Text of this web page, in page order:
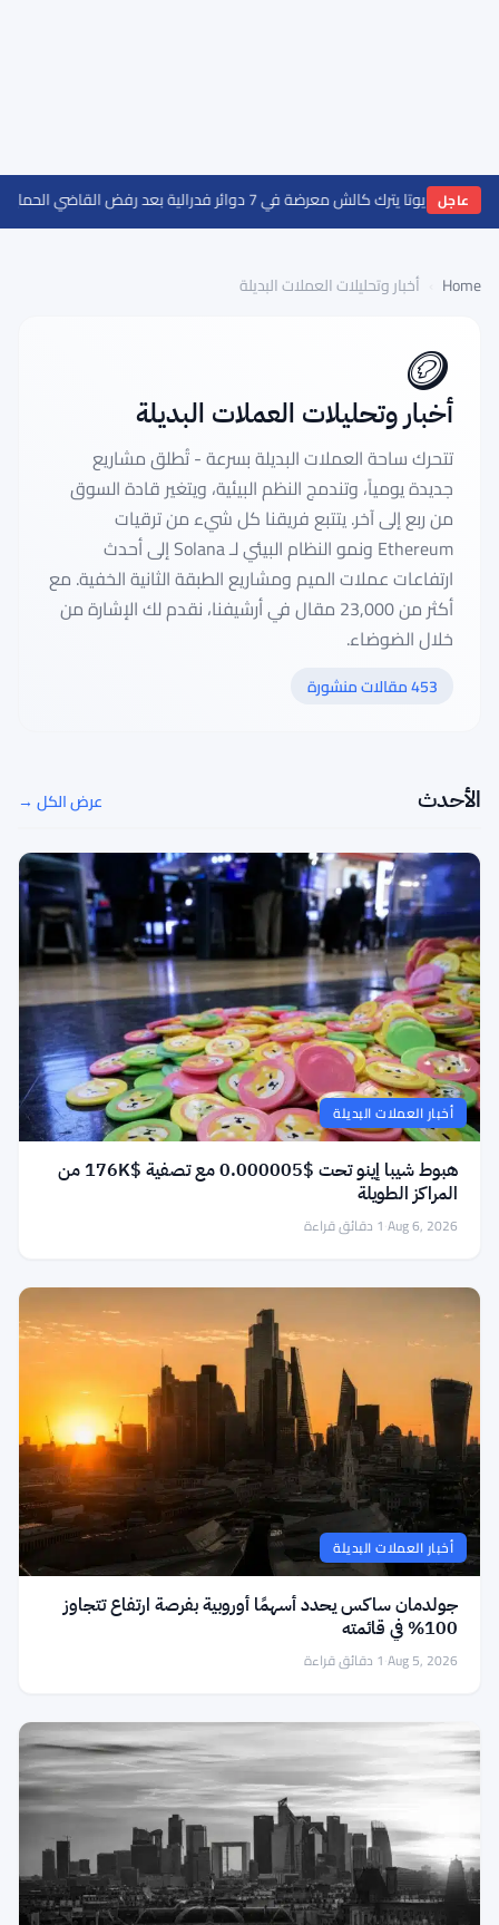
عاجل
يترك كالش معرضة في 7 دوائر فدرالية بعد رفض القاضي الحماية الفدرالية
Home أخبار وتحليلات العملات البديلة
🪙
أخبار وتحليلات العملات البديلة
تتحرك ساحة العملات البديلة بسرعة - تُطلق مشاريع
جديدة يومياً، وتندمج النظم البيئية، ويتغير قادة السوق
من ربع إلى آخر. يتتبع فريقنا كل شيء من ترقيات
Ethereum ونمو النظام البيئي لـ Solana إلى أحدث
ارتفاعات عملات الميم ومشاريع الطبقة الثانية الخفية. مع
أكثر من 23,000 مقال في أرشيفنا، نقدم لك الإشارة من
خلال الضوضاء.
453 مقالات منشورة
الأحدث عرض الكل →
أخبار العملات البديلة
هبوط شيبا إينو تحت $0.000005 مع تصفية $176K من
المراكز الطويلة
Aug 6, 2026 1 دقائق قراءة
أخبار العملات البديلة
جولدمان ساكس يحدد أسهمًا أوروبية بفرصة ارتفاع تتجاوز
100% في قائمته
Aug 5, 2026 1 دقائق قراءة